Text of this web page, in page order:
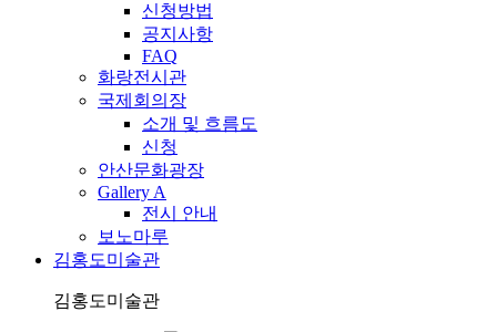
신청방법
공지사항
FAQ
화랑전시관
국제회의장
소개 및 흐름도
신청
안산문화광장
Gallery A
전시 안내
보노마루
김홍도미술관
김홍도미술관